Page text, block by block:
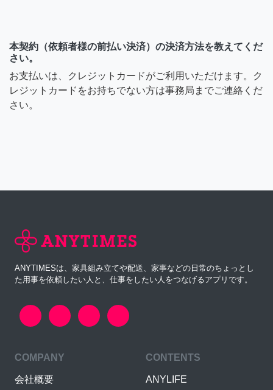
本契約（依頼者様の前払い決済）の決済方法を教えてくだ
さい。
お支払いは、クレジットカードがご利用いただけます。ク
レジットカードをお持ちでない方は事務局までご連絡くだ
さい。
ANYTIMESは、家具組み立てや配送、家事などの日常のちょっとし
た用事を依頼したい人と、仕事をしたい人をつなげるアプリです。
COMPANY
会社概要
CONTENTS
ANYLIFE